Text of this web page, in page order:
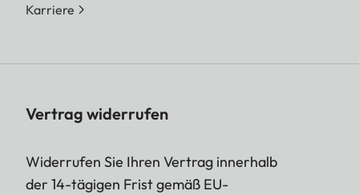
Karriere
Vertrag widerrufen
Widerrufen Sie Ihren Vertrag innerhalb
der 14-tägigen Frist gemäß EU-